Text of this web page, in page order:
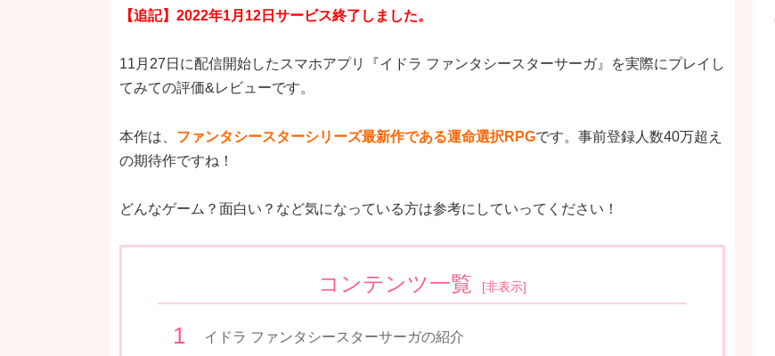
【追記】2022年1月12日サービス終了しました。
11月27日に配信開始したスマホアプリ『イドラ ファンタシースターサーガ』を実際にプレイし
てみての評価&レビューです。
本作は、 ファンタシースターシリーズ最新作である運命選択RPGです。事前登録人数40万超え
の期待作ですね！
どんなゲーム？面白い？など気になっている方は参考にしていってください！
コンテンツ一覧 [非表示]
イドラ ファンタシースターサーガの紹介